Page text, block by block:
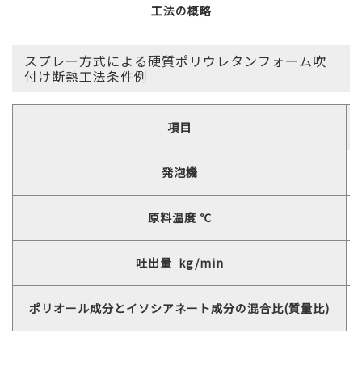
工法の概略
スプレー方式による硬質ポリウレタンフォーム吹
付け断熱工法条件例
項目
発泡機
原料温度 ℃
吐出量 kg/min
ポリオール成分とイソシアネート成分の混合比(質量比)